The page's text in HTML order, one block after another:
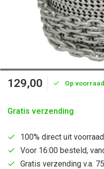
129,00 Op voorraad
Gratis verzending
100% direct uit
Voor 16:00 besteld,
Gratis verzending v.a.